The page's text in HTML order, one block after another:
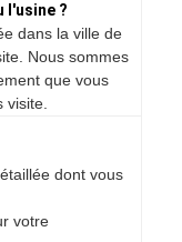
l'usine ?
dans la ville de
Nous sommes
que vous
visite.
dont vous
votre